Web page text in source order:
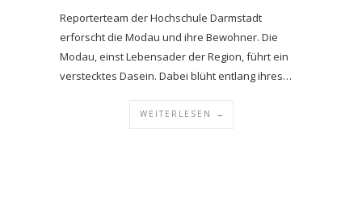
Reporterteam der Hochschule Darmstadt
erforscht die Modau und ihre Bewohner. Die
Modau, einst Lebensader der Region, führt ein
verstecktes Dasein. Dabei blüht entlang ihres…
WEITERLESEN →